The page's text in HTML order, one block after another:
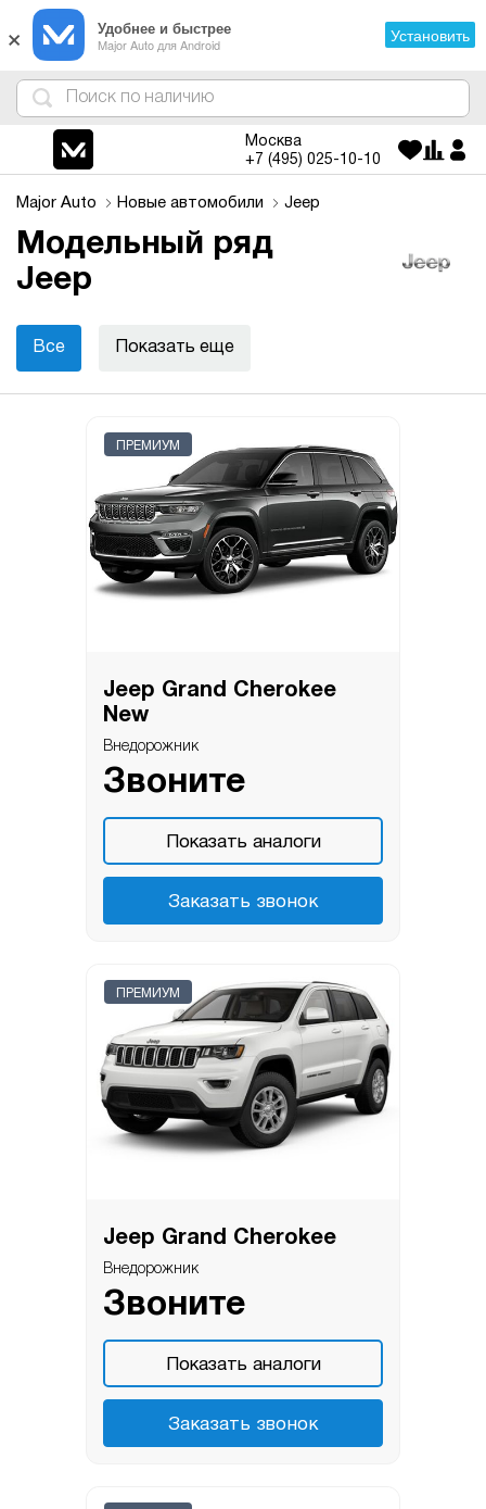
4
1
3
2
Москва
+7 (495) 025-10-10
Major Auto Новые автомобили Jeep
Модельный ряд
Jeep
Все Показать еще
ПРЕМИУМ
Jeep Grand Cherokee
New
Внедорожник
Звоните
Показать аналоги
Заказать звонок
ПРЕМИУМ
Jeep Grand Cherokee
Внедорожник
Звоните
Показать аналоги
Заказать звонок
× Удобнее и быстрее
Major Auto для Android Установить